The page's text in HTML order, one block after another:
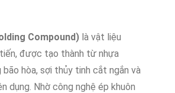
Compound) là vật liệu
được tạo thành từ nhựa
hòa, sợi thủy tinh cắt ngắn và
dụng. Nhờ công nghệ ép khuôn